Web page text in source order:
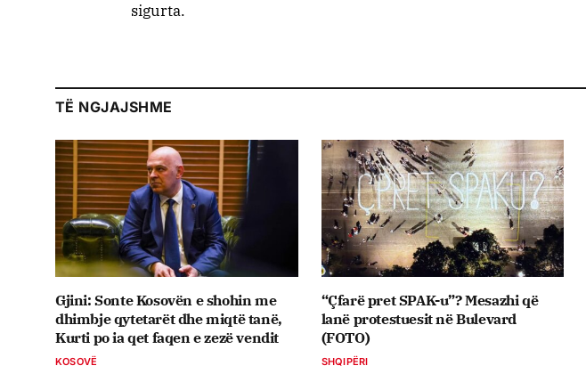
sigurta.
TË NGJAJSHME
Gjini: Sonte Kosovën e shohin me
dhimbje qytetarët dhe miqtë tanë,
Kurti po ia qet faqen e zezë vendit
KOSOVË
“Çfarë pret SPAK-u”? Mesazhi që
lanë protestuesit në Bulevard
(FOTO)
SHQIPËRI